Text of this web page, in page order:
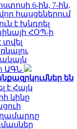
6-ին, 7-ին,
հասցեներում
է խնդրել
ՀՕՊ-ի
ԱԳՆ
են
է Հայկ
կինը